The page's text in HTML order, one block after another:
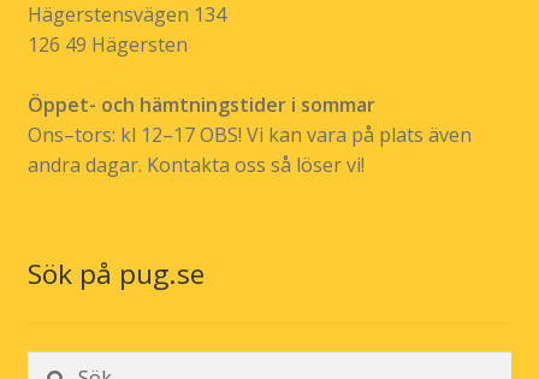
Hägerstensvägen 134
126 49 Hägersten
Öppet- och hämtningstider i sommar
Ons–tors: kl 12–17 OBS! Vi kan vara på plats även
andra dagar. Kontakta oss så löser vi!
Sök på pug.se
Sök